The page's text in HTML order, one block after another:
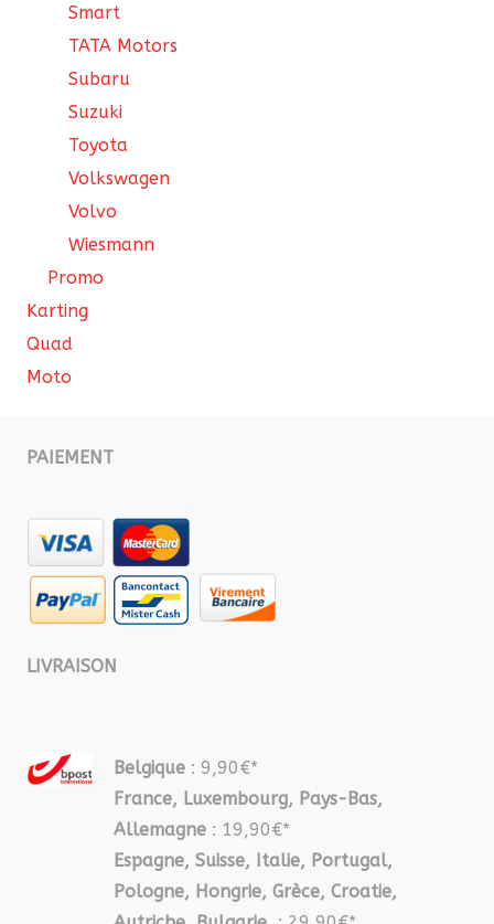
Smart
TATA Motors
Subaru
Suzuki
Toyota
Volkswagen
Volvo
Wiesmann
Promo
Karting
Quad
Moto
PAIEMENT
LIVRAISON
Belgique : 9,90€*
France, Luxembourg, Pays-Bas,
Allemagne : 19,90€*
Espagne, Suisse, Italie, Portugal,
Pologne, Hongrie, Grèce, Croatie,